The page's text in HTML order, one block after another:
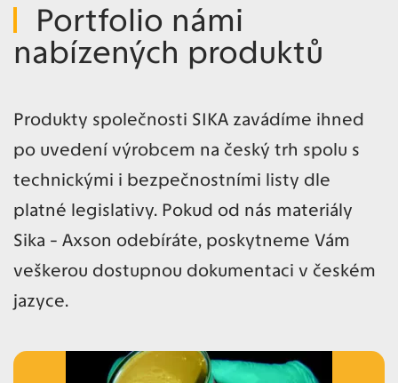
Portfolio námi
nabízených produktů
Produkty společnosti SIKA zavádíme ihned
po uvedení výrobcem na český trh spolu s
technickými i bezpečnostními listy dle
platné legislativy. Pokud od nás materiály
Sika - Axson odebíráte, poskytneme Vám
veškerou dostupnou dokumentaci v českém
jazyce.